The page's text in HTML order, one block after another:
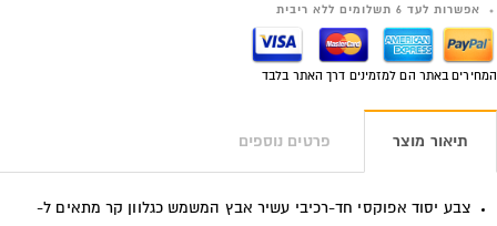
אפשרות לעד 6 תשלומים ללא ריבית
המחירים באתר הם למזמינים דרך האתר בלבד
תיאור מוצר פרטים נוספים
צבע יסוד אפוקסי חד-רכיבי עשיר אבץ המשמש כגלוון קר מתאים ל-